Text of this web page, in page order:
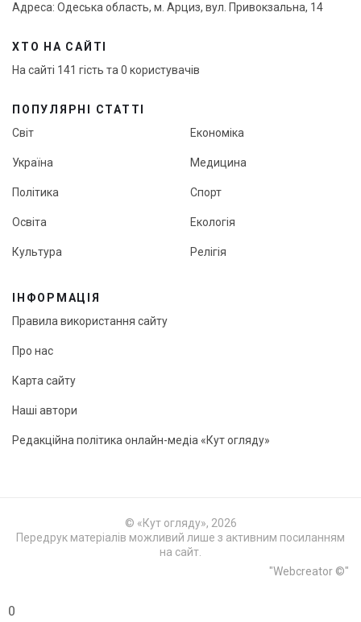
0
Адреса: Одеська область, м. Арциз, вул. Привокзальна, 14
ХТО НА САЙТІ
На сайті 141 гість та 0 користувачів
ПОПУЛЯРНІ СТАТТІ
Світ
Україна
Політика
Освіта
Культура
Економіка
Медицина
Спорт
Екологія
Релігія
ІНФОРМАЦІЯ
Правила використання сайту
Про нас
Карта сайту
Наші автори
Редакційна політика онлайн-медіа «Кут огляду»
© «Кут огляду», 2026
Передрук матеріалів можливий лише з активним посиланням
на сайт.
"Webcreator ©"